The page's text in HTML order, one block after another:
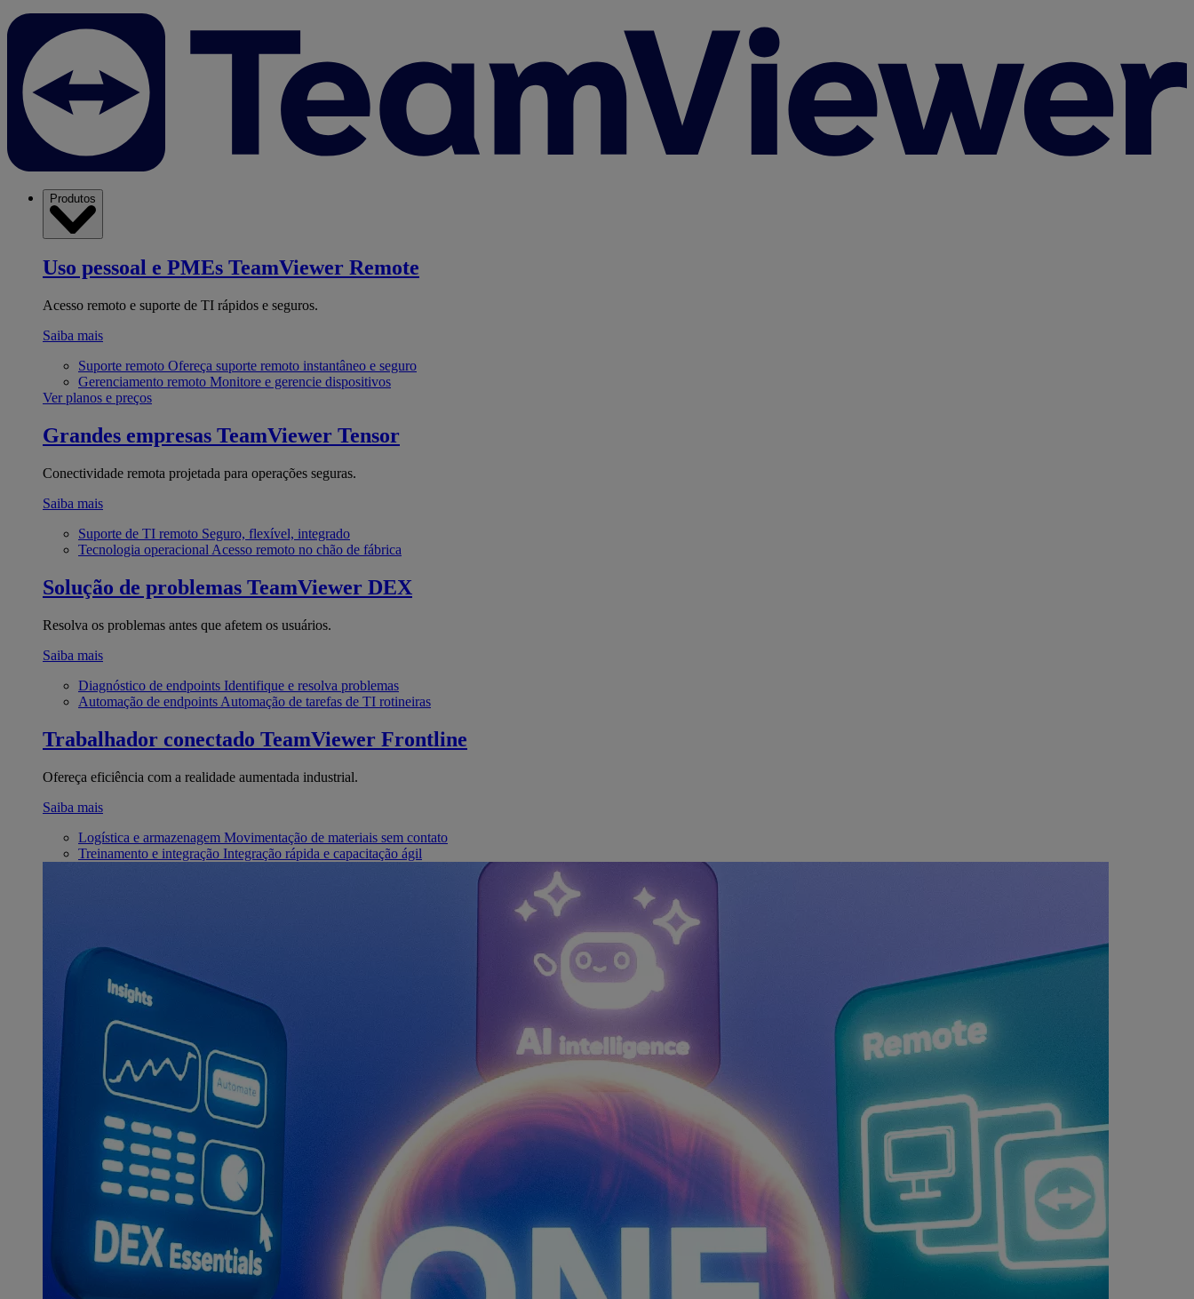
Produtos
Uso pessoal e PMEs TeamViewer Remote
Acesso remoto e suporte de TI rápidos e seguros.
Saiba mais
Suporte remoto Ofereça suporte remoto instantâneo e seguro
Gerenciamento remoto Monitore e gerencie dispositivos
Ver planos e preços
Grandes empresas TeamViewer Tensor
Conectividade remota projetada para operações seguras.
Saiba mais
Suporte de TI remoto Seguro, flexível, integrado
Tecnologia operacional Acesso remoto no chão de fábrica
Solução de problemas TeamViewer DEX
Resolva os problemas antes que afetem os usuários.
Saiba mais
Diagnóstico de endpoints Identifique e resolva problemas
Automação de endpoints Automação de tarefas de TI rotineiras
Trabalhador conectado TeamViewer Frontline
Ofereça eficiência com a realidade aumentada industrial.
Saiba mais
Logística e armazenagem Movimentação de materiais sem contato
Treinamento e integração Integração rápida e capacitação ágil